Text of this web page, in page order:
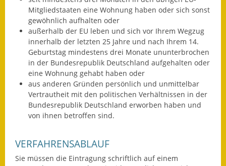
Zahlen und Fakten
Rathaus
Bauhof Notzingen
Behördenadressen
Beratungsstellen im
Landkreis
Formulare
Mitgliedstaaten eine Wohnung haben oder sich sonst
gewöhnlich aufhalten oder
außerhalb der EU leben und sich vor Ihrem Wegzug
innerhalb der letzten 25 Jahre und nach Ihrem 14.
Geburtstag mindestens drei Monate ununterbrochen
in der Bundesrepublik Deutschland aufgehalten oder
eine Wohnung gehabt haben oder
aus anderen Gründen persönlich und unmittelbar
Vertrautheit mit den politischen Verhältnissen in der
Bundesrepublik Deutschland erworben haben und
von ihnen betroffen sind.
VERFAHRENSABLAUF
Sie müssen die Eintragung schriftlich auf einem